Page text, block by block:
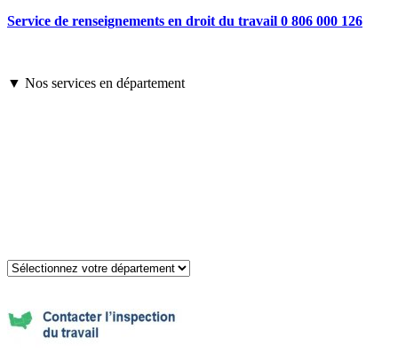
Service de renseignements en droit du travail 0 806 000 126
▼ Nos services en département